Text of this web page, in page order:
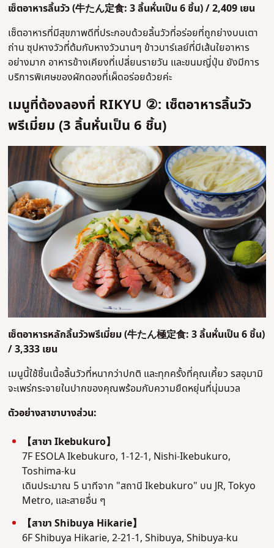
เซ็ตอาหารลิ้นวัว (牛たん定食:3 ลิ้นหั่นเป็น 6 ชิ้น) / 2,409 เยน
เซ็ตอาหารที่มีสุขภาพดีที่ประกอบด้วยลิ้นวัวที่อร่อยที่ถูกย่างบนเตา
ถ่าน ซุปหางวัวที่ต้มกับหางวัวนานๆ ข้าวบาร์เลย์ที่มีเส้นใยอาหาร
อย่างมาก อาหารข้างเคียงที่เปลี่ยนรายวัน และขนมญี่ปุ่น ยังมีการ
บริการพิเศษของผักดองที่เผ็ดอร่อยด้วยค่ะ
เมนูที่ต้องลองที่ RIKYU ②: เซ็ตอาหารลิ้นวัว
พรีเมี่ยม (3 ลิ้นหั่นเป็น 6 ชิ้น)
เซ็ตอาหารหลักลิ้นวัวพรีเมี่ยม (牛たん極定食:3 ลิ้นหั่นเป็น 6 ชิ้น)
/ 3,333 เยน
เมนูนี้ใช้ชิ้นเนื้อลิ้นวัวที่หนากว่าปกติ และทุกครั้งที่คุณเคี้ยว รสอุมามิ
จะเพร่กระจายในปากของคุณพร้อมกับความยืดหยุ่นที่นุ่มนวล
ตัวอย่างสาขาบางส่วน:
【สาขา Ikebukuro】
7F ESOLA Ikebukuro, 1-12-1, Nishi-Ikebukuro,
Toshima-ku
เดินประมาณ 5 นาทีจาก "สถานี Ikebukuro" บน JR, Tokyo
Metro, และสายอื่น ๆ
【สาขา Shibuya Hikarie】
6F Shibuya Hikarie, 2-21-1, Shibuya, Shibuya-ku